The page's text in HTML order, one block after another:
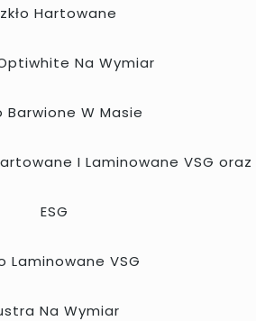
Hartowane
Na Wymiar
Barwione W Masie
I Laminowane VSG oraz
ESG
Laminowane VSG
Na Wymiar